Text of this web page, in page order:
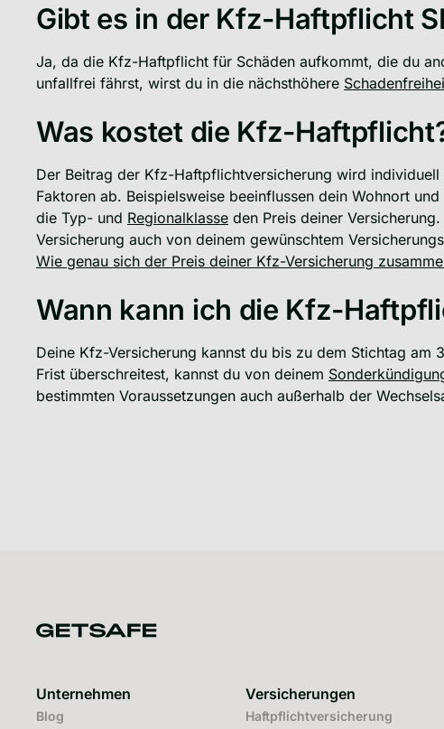
Gibt es in der Kfz-Haftpflicht
Ja, da die Kfz-Haftpflicht für Schäden aufkommt, die du
unfallfrei fährst, wirst du in die nächsthöhere
Was kostet die Kfz-
Der Beitrag der Kfz-Haftpflichtversicherung wird
Faktoren ab. Beispielsweise beeinflussen dein Wohnort
die Typ- und Regionalklasse den Preis deiner
Versicherung auch von deinem gewünschtem
Wie genau sich der Preis deiner Kfz-Versicherung
Wann kann ich die Kfz-
Deine Kfz-Versicherung kannst du bis zu dem Stichtag am
Frist überschreitest, kannst du von deinem
bestimmten Voraussetzungen auch außerhalb der
Unternehmen
Blog
Versicherungen
Haftpflichtversicherung